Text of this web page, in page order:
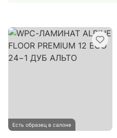
Есть образец в салоне